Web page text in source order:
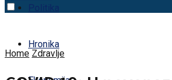
Politika
Hronika
Home Zdravlje